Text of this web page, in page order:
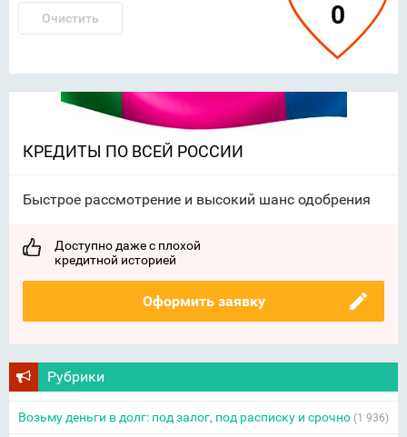
Очистить 0
КРЕДИТЫ ПО ВСЕЙ РОССИИ
Быстрое рассмотрение и высокий шанс одобрения
Доступно даже с плохой
кредитной историей
Оформить заявку
Рубрики
Возьму деньги в долг: под залог, под расписку и срочно (1 936)